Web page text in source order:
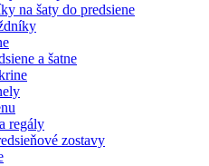
na šaty do predsiene
a šatne
regály
zostavy